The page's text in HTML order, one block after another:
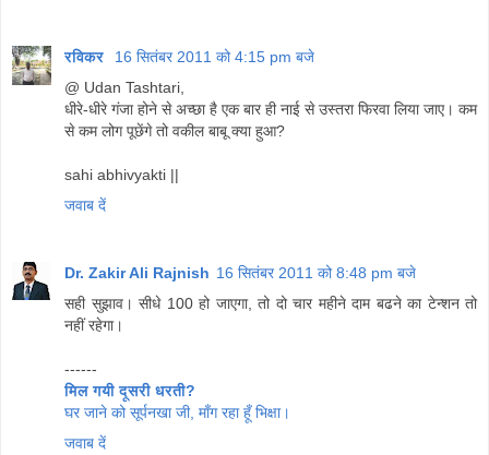
रविकर
16 सितंबर 2011 को 4:15 pm बजे
@ Udan Tashtari,
धीरे-धीरे गंजा होने से अच्छा है एक बार ही नाई से उस्तरा फिरवा लिया जाए। कम
से कम लोग पूछेंगे तो वकील बाबू क्या हुआ?
sahi abhivyakti ||
जवाब दें
Dr. Zakir Ali Rajnish 16 सितंबर 2011 को 8:48 pm बजे
सही सुझाव। सीधे 100 हो जाएगा, तो दो चार महीने दाम बढने का टेन्‍शन तो
नहीं रहेगा।
------
मिल गयी दूसरी धरती?
घर जाने को सूर्पनखा जी, माँग रहा हूँ भिक्षा।
जवाब दें